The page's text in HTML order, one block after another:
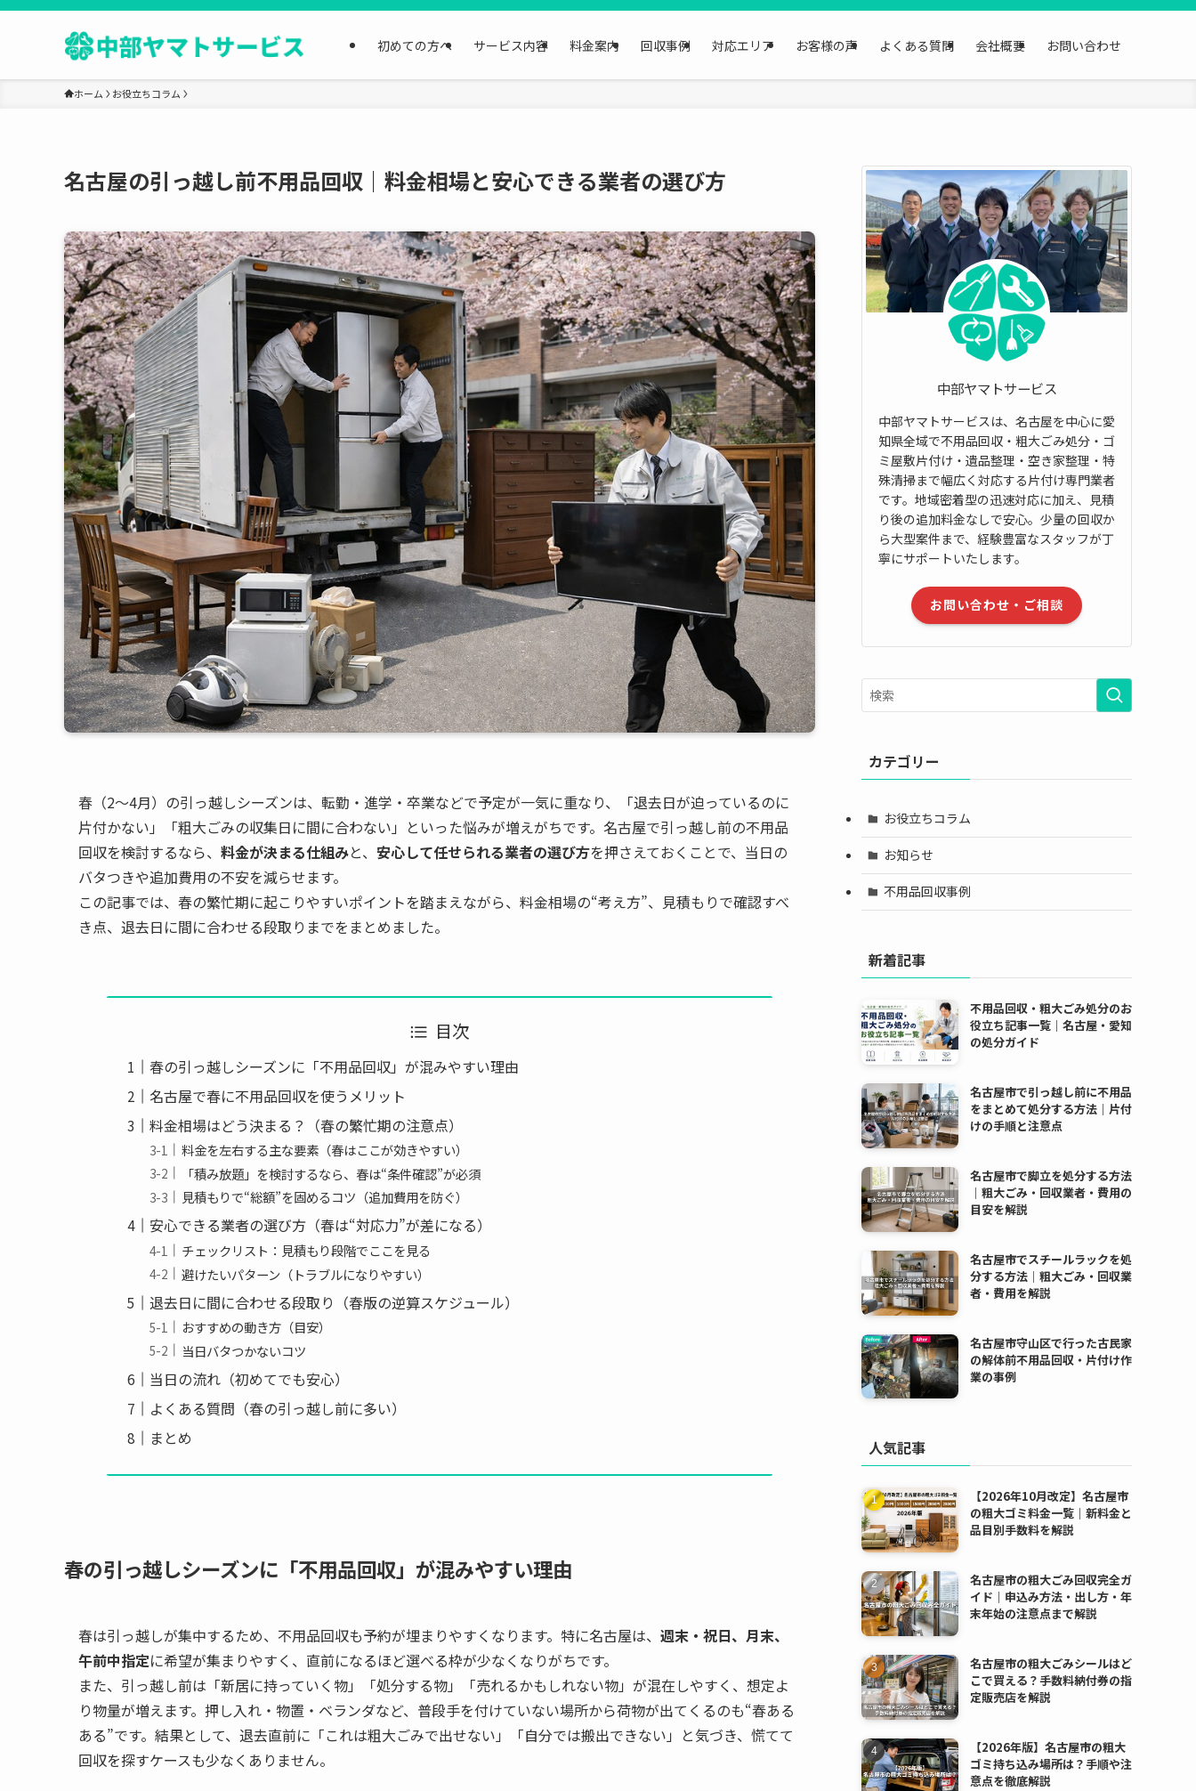
初めての方へ サービス内容 料金案内 回収事例 対応エリア お客様の声 よくある質問 会社概要 お問い合わせ
ホーム お役立ちコラム
名古屋の引っ越し前不用品回収｜料金相場と安心できる業者の選び方
春（2〜4月）の引っ越しシーズンは、転勤・進学・卒業などで予定が一気に重なり、「退去日が迫っているのに
片付かない」「粗大ごみの収集日に間に合わない」といった悩みが増えがちです。名古屋で引っ越し前の不用品
回収を検討するなら、 料金が決まる仕組みと、 安心して任せられる業者の選び方を押さえておくことで、当日の
バタつきや追加費用の不安を減らせます。
この記事では、春の繁忙期に起こりやすいポイントを踏まえながら、料金相場の“考え方”、見積もりで確認すべ
き点、退去日に間に合わせる段取りまでをまとめました。
目次
春の引っ越しシーズンに「不用品回収」が混みやすい理由
名古屋で春に不用品回収を使うメリット
料金相場はどう決まる？（春の繁忙期の注意点）
料金を左右する主な要素（春はここが効きやすい）
「積み放題」を検討するなら、春は“条件確認”が必須
見積もりで“総額”を固めるコツ（追加費用を防ぐ）
安心できる業者の選び方（春は“対応力”が差になる）
チェックリスト：見積もり段階でここを見る
避けたいパターン（トラブルになりやすい）
退去日に間に合わせる段取り（春版の逆算スケジュール）
おすすめの動き方（目安）
当日バタつかないコツ
当日の流れ（初めてでも安心）
よくある質問（春の引っ越し前に多い）
まとめ
春の引っ越しシーズンに「不用品回収」が混みやすい理由
春は引っ越しが集中するため、不用品回収も予約が埋まりやすくなります。特に名古屋は、 週末・祝日、月末、
午前中指定に希望が集まりやすく、直前になるほど選べる枠が少なくなりがちです。
また、引っ越し前は「新居に持っていく物」「処分する物」「売れるかもしれない物」が混在しやすく、想定よ
り物量が増えます。押し入れ・物置・ベランダなど、普段手を付けていない場所から荷物が出てくるのも“春ある
ある”です。結果として、退去直前に「これは粗大ごみで出せない」「自分では搬出できない」と気づき、慌てて
回収を探すケースも少なくありません。
中部ヤマトサービス
中部ヤマトサービスは、名古屋を中心に愛
知県全域で不用品回収・粗大ごみ処分・ゴ
ミ屋敷片付け・遺品整理・空き家整理・特
殊清掃まで幅広く対応する片付け専門業者
です。地域密着型の迅速対応に加え、見積
り後の追加料金なしで安心。少量の回収か
ら大型案件まで、経験豊富なスタッフが丁
寧にサポートいたします。
お問い合わせ・ご相談
カテゴリー
お役立ちコラム
お知らせ
不用品回収事例
新着記事
不用品回収・粗大ごみ処分のお
役立ち記事一覧｜名古屋・愛知
の処分ガイド
名古屋市で引っ越し前に不用品
をまとめて処分する方法｜片付
けの手順と注意点
名古屋市で脚立を処分する方法
｜粗大ごみ・回収業者・費用の
目安を解説
名古屋市でスチールラックを処
分する方法｜粗大ごみ・回収業
者・費用を解説
名古屋市守山区で行った古民家
の解体前不用品回収・片付け作
業の事例
人気記事
【2026年10月改定】名古屋市
の粗大ゴミ料金一覧｜新料金と
品目別手数料を解説
名古屋市の粗大ごみ回収完全ガ
イド｜申込み方法・出し方・年
末年始の注意点まで解説
名古屋市の粗大ごみシールはど
こで買える？手数料納付券の指
定販売店を解説
【2026年版】名古屋市の粗大
ゴミ持ち込み場所は？手順や注
意点を徹底解説